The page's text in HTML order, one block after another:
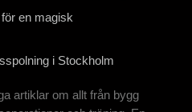
en magisk
i Stockholm
artiklar om allt från bygg